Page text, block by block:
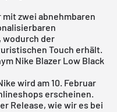
mit zwei abnehmbaren
wodurch der
Touch erhält.
Nike Blazer Low Black
wird am 10. Februar
erscheinen.
Release, wie wir es bei